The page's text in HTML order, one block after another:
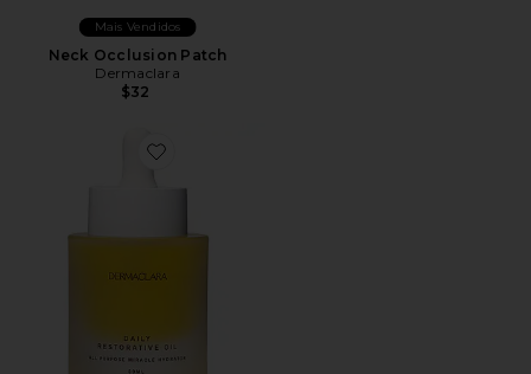
Mais Vendidos
Neck Occlusion Patch
Dermaclara
$32
Favorite Daily Restorative Oil